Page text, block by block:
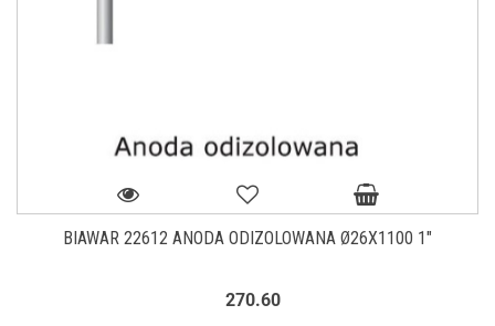
BIAWAR 22612 ANODA ODIZOLOWANA Ø26X1100 1"
270.60